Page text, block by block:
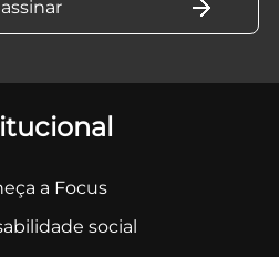
a Focus
social